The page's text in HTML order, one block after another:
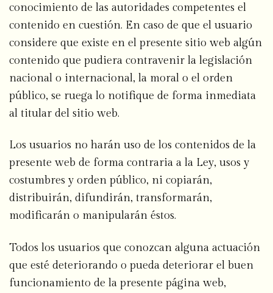
conocimiento de las autoridades competentes el
contenido en cuestión. En caso de que el usuario
considere que existe en el presente sitio web algún
contenido que pudiera contravenir la legislación
nacional o internacional, la moral o el orden
público, se ruega lo notifique de forma inmediata
al titular del sitio web.
Los usuarios no harán uso de los contenidos de la
presente web de forma contraria a la Ley, usos y
costumbres y orden público, ni copiarán,
distribuirán, difundirán, transformarán,
modificarán o manipularán éstos.
Todos los usuarios que conozcan alguna actuación
que esté deteriorando o pueda deteriorar el buen
funcionamiento de la presente página web,